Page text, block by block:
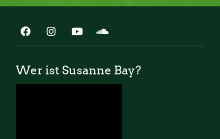
Wer ist Susanne Bay?